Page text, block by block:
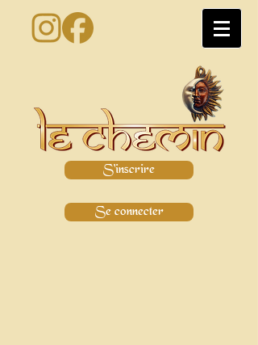
S'inscrire
Se connecter